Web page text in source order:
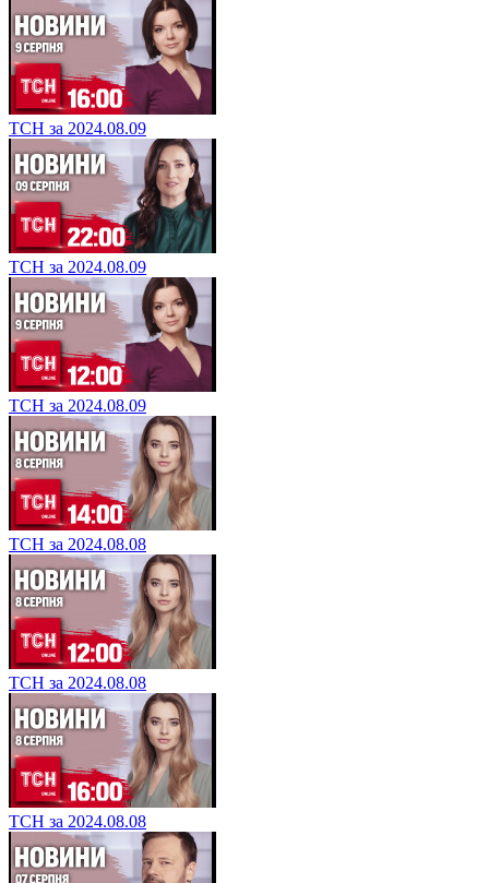
ТСН за 2024.08.09
ТСН за 2024.08.09
ТСН за 2024.08.09
ТСН за 2024.08.08
ТСН за 2024.08.08
ТСН за 2024.08.08